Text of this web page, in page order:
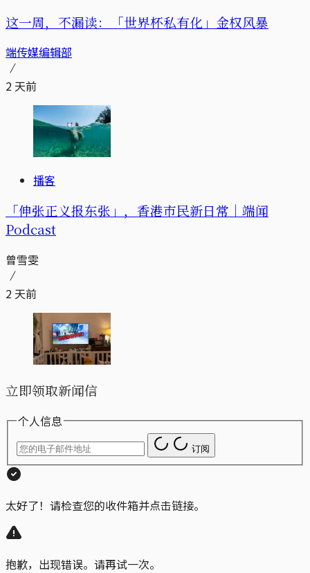
这一周，不漏读：「世界杯私有化」金权风暴
端传媒编辑部
2 天前
播客
「伸张正义报东张」，香港市民新日常｜端闻
Podcast
曾雪雯
2 天前
立即领取新闻信
个人信息
订阅
太好了！请检查您的收件箱并点击链接。
抱歉，出现错误。请再试一次。